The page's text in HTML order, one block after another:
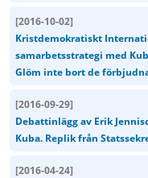
[2016-10-02]
Kristdemokratiskt
samarbetsstrategi med
Glöm inte bort de
[2016-09-29]
Debattinlägg av Erik
Kuba. Replik från
[2016-04-24]